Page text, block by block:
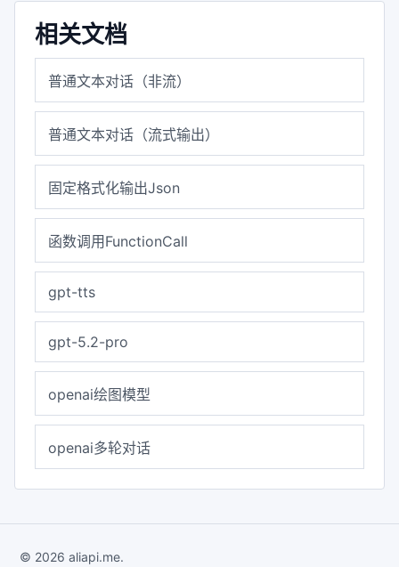
相关文档
普通文本对话（非流）
普通文本对话（流式输出）
固定格式化输出Json
函数调用FunctionCall
gpt-tts
gpt-5.2-pro
openai绘图模型
openai多轮对话
© 2026 aliapi.me.